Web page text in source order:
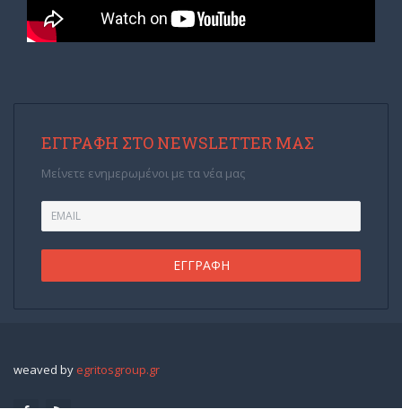
ΕΓΓΡΑΦΉ ΣΤΟ NEWSLETTER ΜΑΣ
Μείνετε ενημερωμένοι με τα νέα μας
weaved by egritosgroup.gr